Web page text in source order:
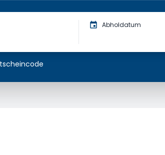
Abholdatum